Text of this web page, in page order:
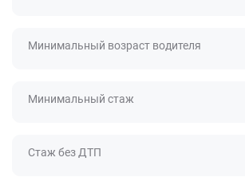
Минимальный возраст водителя
Минимальный стаж
Стаж без ДТП